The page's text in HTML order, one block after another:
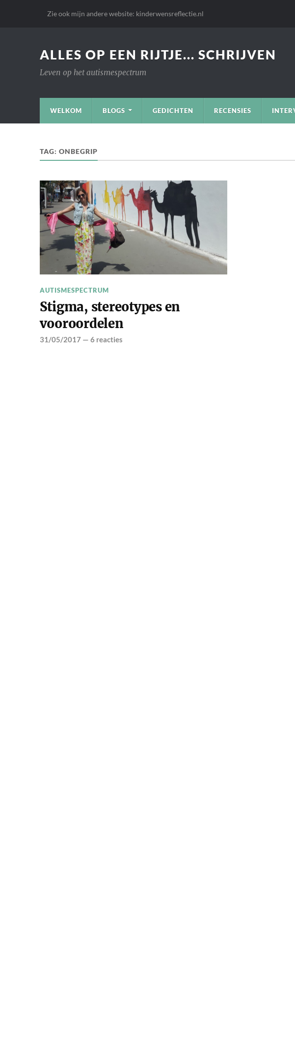
Zie ook mijn andere website: kinderwensreflectie.nl
ALLES OP EEN RIJTJE... SCHRIJVEN
Leven op het autismespectrum
WELKOM BLOGS GEDICHTEN RECENSIES
TAG: ONBEGRIP
AUTISMESPECTRUM
Stigma, stereotypes en
vooroordelen
31/05/2017— 6 reacties